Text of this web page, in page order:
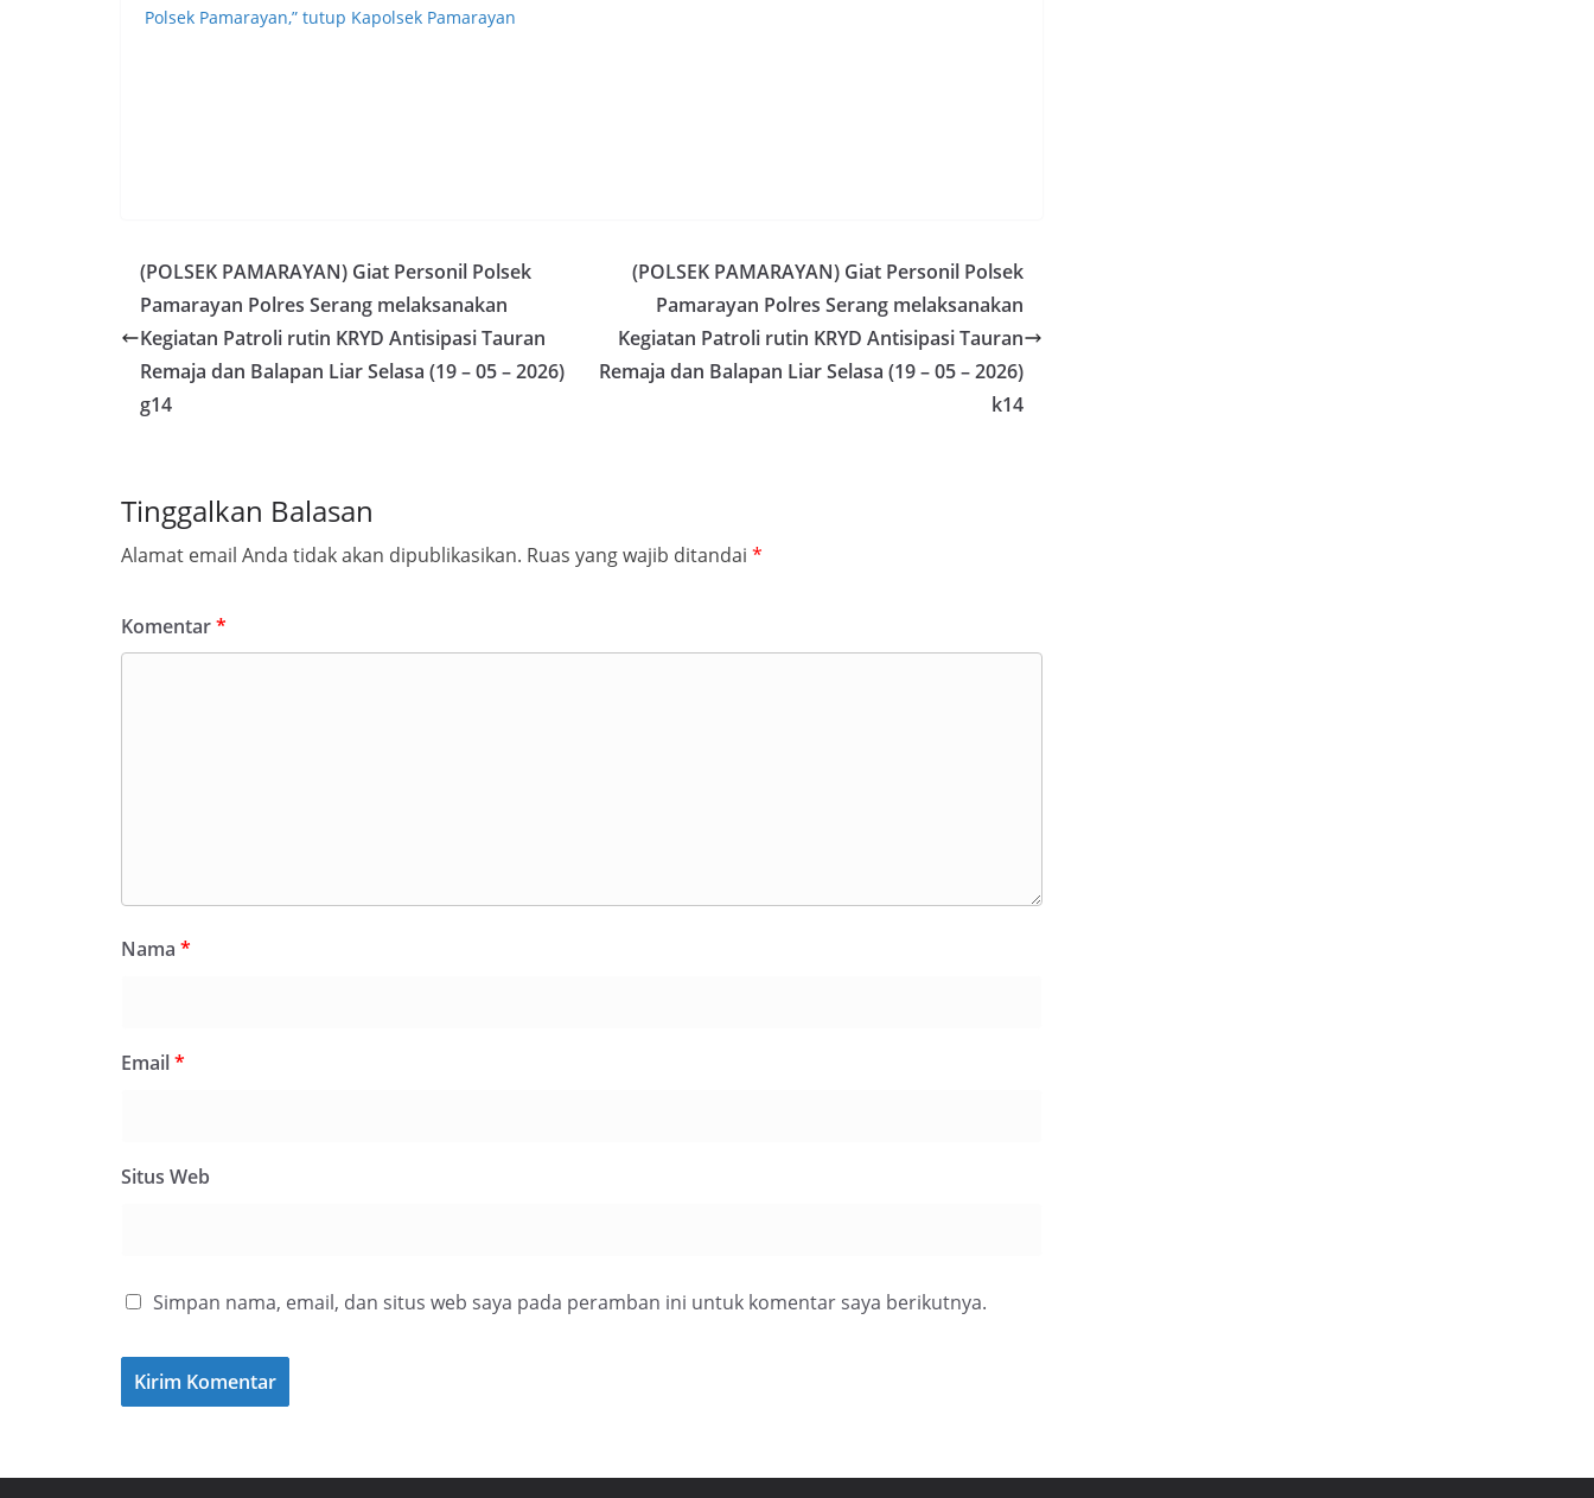
Polsek Pamarayan,” tutup Kapolsek Pamarayan
(POLSEK PAMARAYAN) Giat Personil Polsek
Pamarayan Polres Serang melaksanakan
Kegiatan Patroli rutin KRYD Antisipasi Tauran
Remaja dan Balapan Liar Selasa (19 – 05 – 2026)
g14
(POLSEK PAMARAYAN) Giat Personil Polsek
Pamarayan Polres Serang melaksanakan
Kegiatan Patroli rutin KRYD Antisipasi Tauran
Remaja dan Balapan Liar Selasa (19 – 05 – 2026)
k14
Tinggalkan Balasan
Alamat email Anda tidak akan dipublikasikan. Ruas yang wajib ditandai *
Komentar*
Nama *
Email*
Situs Web
Simpan nama, email, dan situs web saya pada peramban ini untuk komentar saya berikutnya.